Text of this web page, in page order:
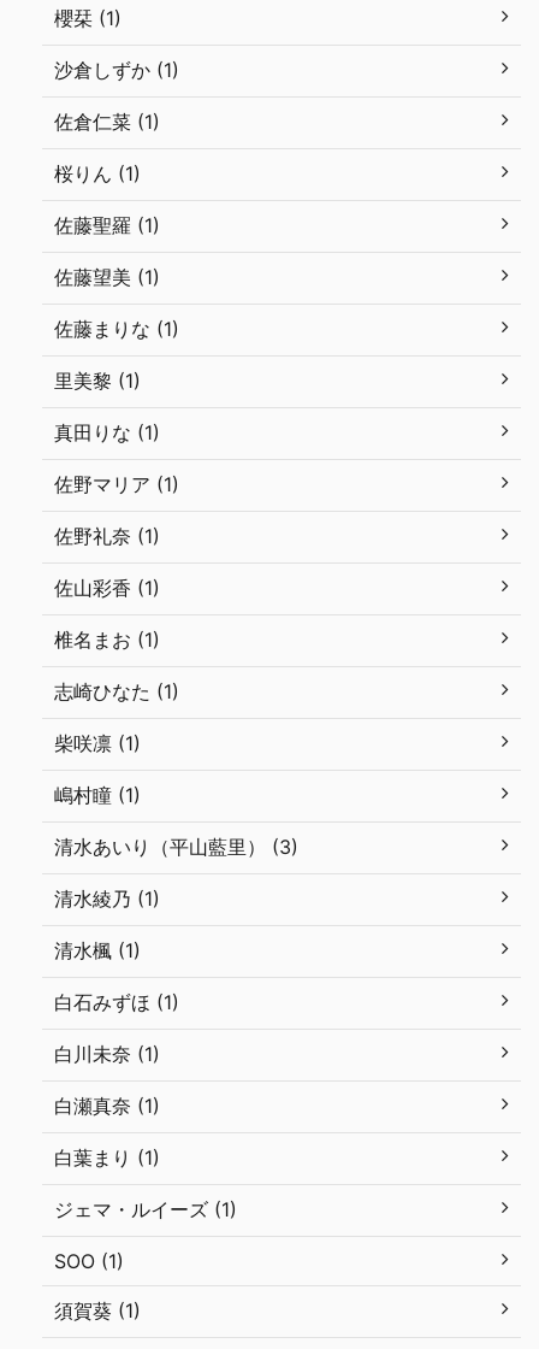
櫻栞 (1)
沙倉しずか (1)
佐倉仁菜 (1)
桜りん (1)
佐藤聖羅 (1)
佐藤望美 (1)
佐藤まりな (1)
里美黎 (1)
真田りな (1)
佐野マリア (1)
佐野礼奈 (1)
佐山彩香 (1)
椎名まお (1)
志崎ひなた (1)
柴咲凛 (1)
嶋村瞳 (1)
清水あいり（平山藍里） (3)
清水綾乃 (1)
清水楓 (1)
白石みずほ (1)
白川未奈 (1)
白瀬真奈 (1)
白葉まり (1)
ジェマ・ルイーズ (1)
SOO (1)
須賀葵 (1)